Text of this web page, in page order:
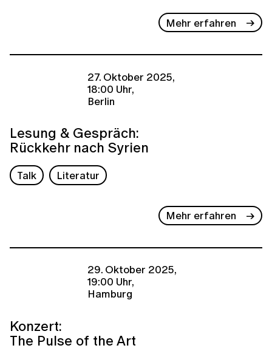
Mehr erfahren
27. Oktober 2025,
18:00 Uhr,
Berlin
Lesung & Gespräch:
Rückkehr nach Syrien
Talk Literatur
Mehr erfahren
29. Oktober 2025,
19:00 Uhr,
Hamburg
Konzert:
The Pulse of the Art